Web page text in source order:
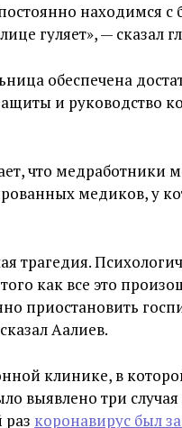
находимся
гуляет», — сказал
обеспечена
и руководство
что медработники
медиков, у
трагедия.
как все это
приостановить
Аалиев.
клинике, в
выявлено три
раз коронавирус был